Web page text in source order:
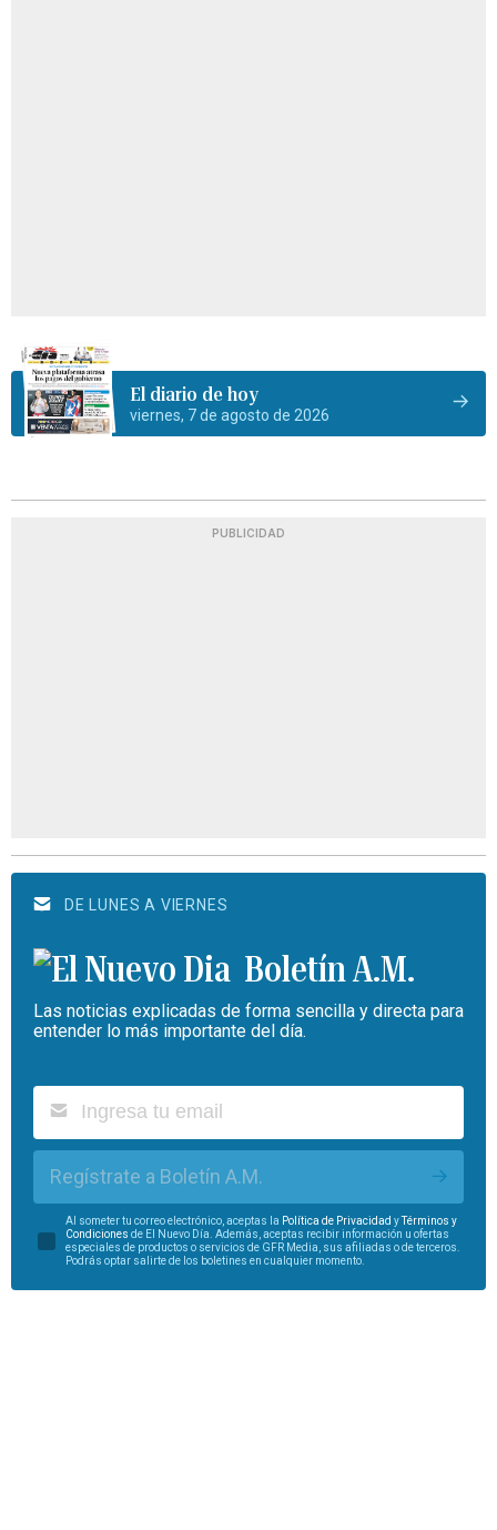
El diario de hoy
viernes, 7 de agosto de 2026
PUBLICIDAD
DE LUNES A VIERNES
Boletín A.M.
Las noticias explicadas de forma sencilla y directa para
entender lo más importante del día.
Regístrate a Boletín A.M.
Al someter tu correo electrónico, aceptas la Política de Privacidad yTérminos y
Condiciones de El Nuevo Día. Además, aceptas recibir información u ofertas
especiales de productos o servicios de GFR Media, sus afiliadas o de terceros.
Podrás optar salirte de los boletines en cualquier momento.